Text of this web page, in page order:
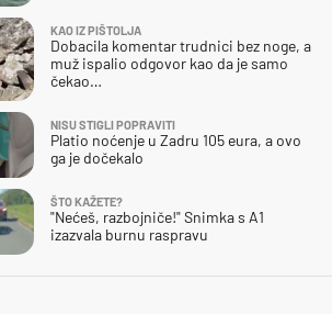
KAO IZ PIŠTOLJA
Dobacila komentar trudnici bez noge, a
muž ispalio odgovor kao da je samo
čekao…
NISU STIGLI POPRAVITI
Platio noćenje u Zadru 105 eura, a ovo
ga je dočekalo
ŠTO KAŽETE?
"Nećeš, razbojniče!" Snimka s A1
izazvala burnu raspravu